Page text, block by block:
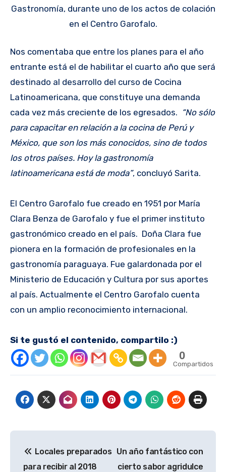
Gastronomía, durante uno de los actos de colación
en el Centro Garofalo.
Nos comentaba que entre los planes para el año
entrante está el de habilitar el cuarto año que será
destinado al desarrollo del curso de Cocina
Latinoamericana, que constituye una demanda
cada vez más creciente de los egresados. “No sólo
para capacitar en relación a la cocina de Perú y
México, que son los más conocidos, sino de todos
los otros países. Hoy la gastronomía
latinoamericana está de moda”, concluyó Sarita.
El Centro Garofalo fue creado en 1951 por María
Clara Benza de Garofalo y fue el primer instituto
gastronómico creado en el país. Doña Clara fue
pionera en la formación de profesionales en la
gastronomía paraguaya. Fue galardonada por el
Ministerio de Educación y Cultura por sus aportes
al país. Actualmente el Centro Garofalo cuenta
con un amplio reconocimiento internacional.
Si te gustó el contenido, compartilo :)
0
Compartidos
de
Locales preparados
para recibir al 2018
Un año fantástico con
cierto sabor agridulce